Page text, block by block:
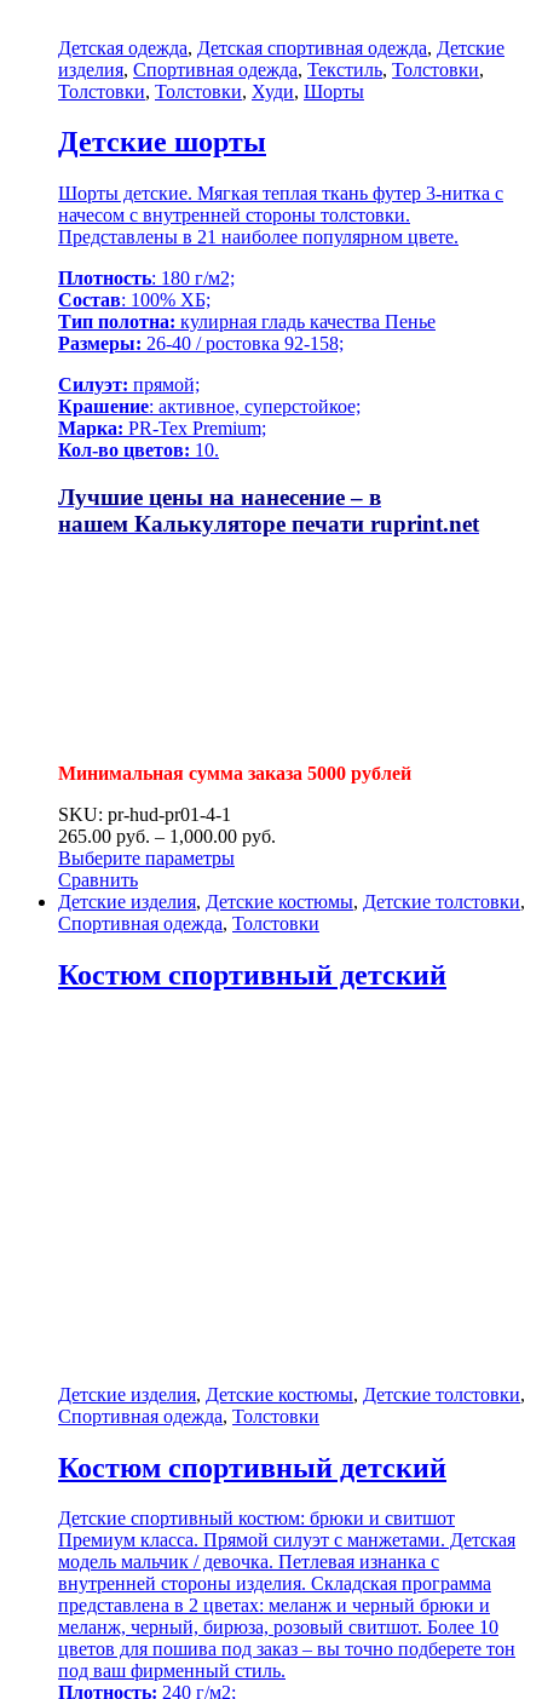
Детская одежда, Детская спортивная одежда, Детские
изделия, Спортивная одежда, Текстиль, Толстовки,
Толстовки, Толстовки, Худи, Шорты
Детские шорты
Шорты детские. Мягкая теплая ткань футер 3-нитка с
начесом с внутренней стороны толстовки.
Представлены в 21 наиболее популярном цвете.
Плотность: 180 г/м2;
Состав: 100% ХБ;
Тип полотна: кулирная гладь качества Пенье
Размеры: 26-40 / ростовка 92-158;
Силуэт: прямой;
Крашение: активное, суперстойкое;
Марка: PR-Tex Premium;
Кол-во цветов: 10.
Лучшие цены на нанесение – в
нашем Калькуляторе печати ruprint.net
Минимальная сумма заказа 5000 рублей
SKU: pr-hud-pr01-4-1
265.00 руб. – 1,000.00 руб.
Выберите параметры
Сравнить
Детские изделия, Детские костюмы, Детские толстовки,
Спортивная одежда, Толстовки
Костюм спортивный детский
Детские изделия, Детские костюмы, Детские толстовки,
Спортивная одежда, Толстовки
Костюм спортивный детский
Детские спортивный костюм: брюки и свитшот
Премиум класса. Прямой силуэт с манжетами. Детская
модель мальчик / девочка. Петлевая изнанка с
внутренней стороны изделия. Складская программа
представлена в 2 цветах: меланж и черный брюки и
меланж, черный, бирюза, розовый свитшот. Более 10
цветов для пошива под заказ – вы точно подберете тон
под ваш фирменный стиль.
Плотность: 240 г/м2;